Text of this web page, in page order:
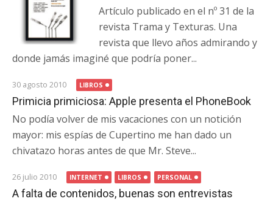
Artículo publicado en el nº 31 de la
revista Trama y Texturas. Una
revista que llevo años admirando y
donde jamás imaginé que podría poner...
30 agosto 2010 LIBROS
Primicia primiciosa: Apple presenta el PhoneBook
No podía volver de mis vacaciones con un notición
mayor: mis espías de Cupertino me han dado un
chivatazo horas antes de que Mr. Steve...
26 julio 2010 INTERNET LIBROS PERSONAL
A falta de contenidos, buenas son entrevistas